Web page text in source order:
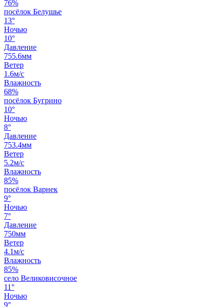
76%
посёлок Белушье
13°
Ночью
10°
Давление
755.6мм
Ветер
1.6м/с
Влажность
68%
посёлок Бугрино
10°
Ночью
8°
Давление
753.4мм
Ветер
5.2м/с
Влажность
85%
посёлок Варнек
9°
Ночью
7°
Давление
750мм
Ветер
4.1м/с
Влажность
85%
село Великовисочное
11°
Ночью
9°